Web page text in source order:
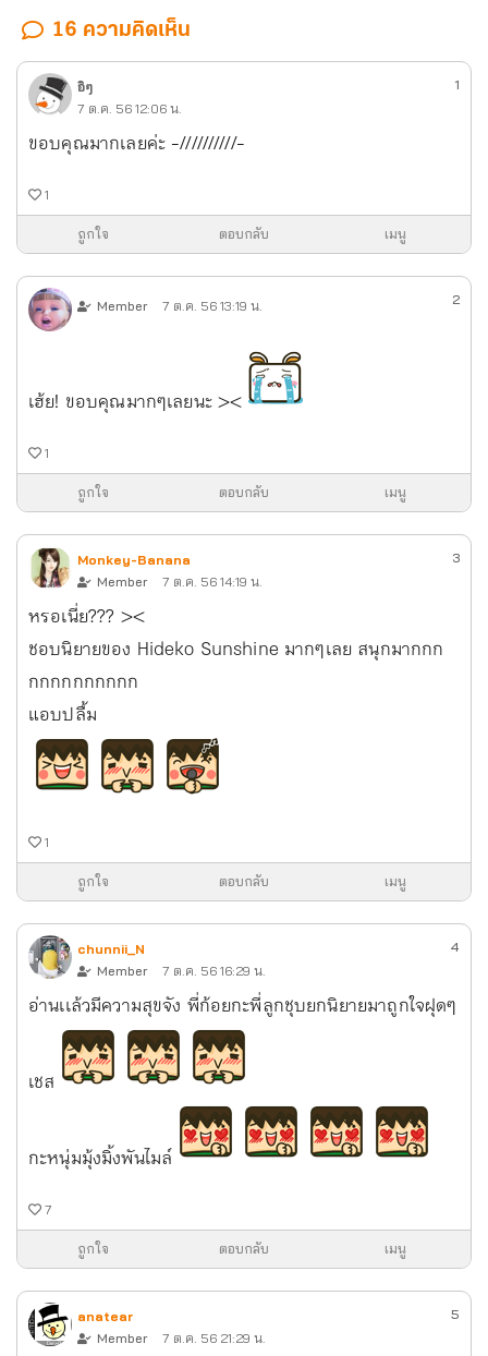
16 ความคิดเห็น
อิๆ
7 ต.ค. 56 12:06 น.
1
ขอบคุณมากเลยค่ะ -//////////-
1
ถูกใจ ตอบกลับ เมนู
Member 7 ต.ค. 56 13:19 น. 2
เฮ้ย! ขอบคุณมากๆเลยนะ ><
1
ถูกใจ ตอบกลับ เมนู
Monkey-Banana
Member
7 ต.ค. 56 14:19 น.
3
หรอเนี่ย??? ><
ชอบนิยายของ Hideko Sunshine มากๆเลย สนุกมากกก
กกกกกกกกกก
แอบปลื้ม
1
ถูกใจ ตอบกลับ เมนู
chunnii_N
Member
7 ต.ค. 56 16:29 น.
4
อ่านเเล้วมีความสุขจัง พี่ก้อยกะพี่ลูกชุบยกนิยายมาถูกใจฝุดๆ
เชส
กะหนุ่มมุ้งมิ้งพันไมล์
7
ถูกใจ ตอบกลับ เมนู
anatear
Member
7 ต.ค. 56 21:29 น.
5